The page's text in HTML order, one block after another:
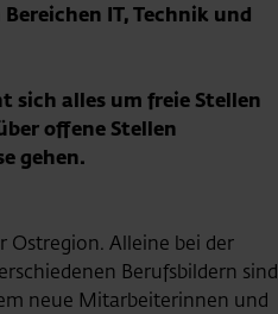
IT, Technik und
sich alles um freie Stellen
offene Stellen
gehen.
Ostregion. Alleine bei der
Berufsbildern sind
neue Mitarbeiterinnen und